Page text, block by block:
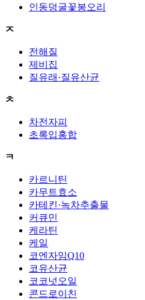
인동덩굴꽃봉오리
ㅈ
전해질
제비집
질유래·질유산균
ㅊ
차전자피
초록입홍합
ㅋ
카르니틴
카무트효소
카테킨·녹차추출물
커큐민
케라틴
케일
코엔자임Q10
코유산균
코코넛오일
콘드로이친